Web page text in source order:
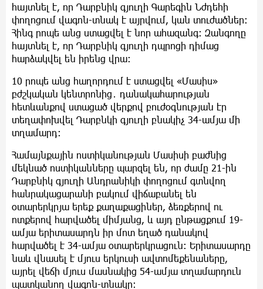
հայտնել է, որ Դարբնիկ գյուղի Գարեգին Նժդեհի
փողոցում վագոն-տնակ է այրվում, կան տուժածներ։
Հինգ րոպե անց ստացվել է նոր ահազանգ։ Զանգողը
հայտնել է, որ Դարբնիկ գյուղի դպրոցի դիմաց
հարձակվել են իրենց վրա։
10 րոպե անց հաղորդում է ստացվել «Մասիս»
բժշկական կենտրոնից․ դանակահարության
հետևանքով ստացած վերքով բուժօգնության էր
տեղափոխվել Դարբնկի գյուղի բնակիչ 34-ամյա մի
տղամարդ։
Համայնքային ոստիկանության Մասիսի բաժնից
մեկնած ոստիկանները պարզել են, որ ժամը 21-ին
Դարբնիկ գյուղի Անդրանիկի փողոցում գտնվող
հանրակացարանի բակում վիճաբանել են
օտարերկրյա երեք քաղաքացիներ, ձեռքերով ու
ոտքերով հարվածել միմյանց, և այդ ընթացքում 19-
ամյա երիտասարդն իր մոտ եղած դանակով
հարվածել է 34-ամյա օտարերկրացուն։ Երիտասարդը
նաև վնասել է մյուս երկուսի ավտոմեքենաները,
այրել վեճի մյուս մասնակից 54-ամյա տղամարդուն
պատկանող վագոն-տնակը։